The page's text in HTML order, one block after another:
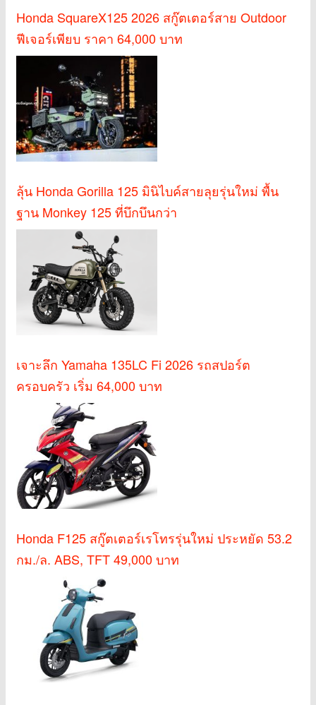
Honda SquareX125 2026 สกู๊ตเตอร์สาย Outdoor
ฟีเจอร์เพียบ ราคา 64,000 บาท
ลุ้น Honda Gorilla 125 มินิไบค์สายลุยรุ่นใหม่ พื้น
ฐาน Monkey 125 ที่บึกบึนกว่า
เจาะลึก Yamaha 135LC Fi 2026 รถสปอร์ต
ครอบครัว เริ่ม 64,000 บาท
Honda F125 สกู๊ตเตอร์เรโทรรุ่นใหม่ ประหยัด 53.2
กม./ล. ABS, TFT 49,000 บาท